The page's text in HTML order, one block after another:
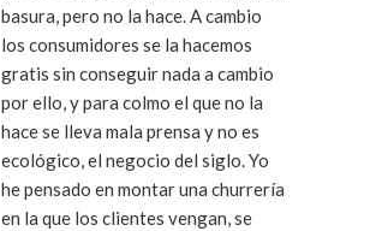
basura, pero no la hace. A cambio
los consumidores se la hacemos
gratis sin conseguir nada a cambio
por ello, y para colmo el que no la
hace se lleva mala prensa y no es
ecológico, el negocio del siglo. Yo
he pensado en montar una churrería
en la que los clientes vengan, se